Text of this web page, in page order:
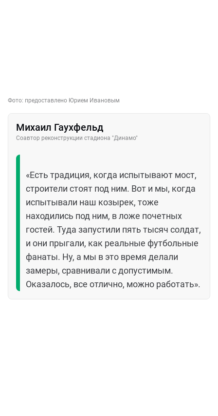
Фото: предоставлено Юрием Ивановым
Михаил Гаухфельд
Соавтор реконструкции стадиона "Динамо"
«Есть традиция, когда испытывают мост,
строители стоят под ним. Вот и мы, когда
испытывали наш козырек, тоже
находились под ним, в ложе почетных
гостей. Туда запустили пять тысяч солдат,
и они прыгали, как реальные футбольные
фанаты. Ну, а мы в это время делали
замеры, сравнивали с допустимым.
Оказалось, все отлично, можно работать».